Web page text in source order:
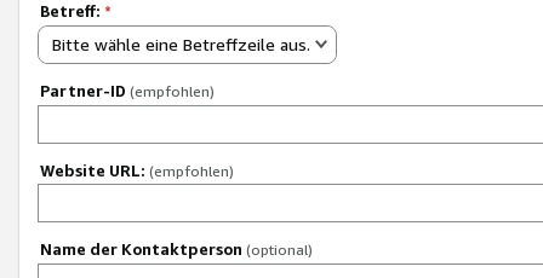
Betreff: *
Bitte wähle eine Betreffzeile aus.
Partner-ID (empfohlen)
Website URL: (empfohlen)
Name der Kontaktperson (optional)